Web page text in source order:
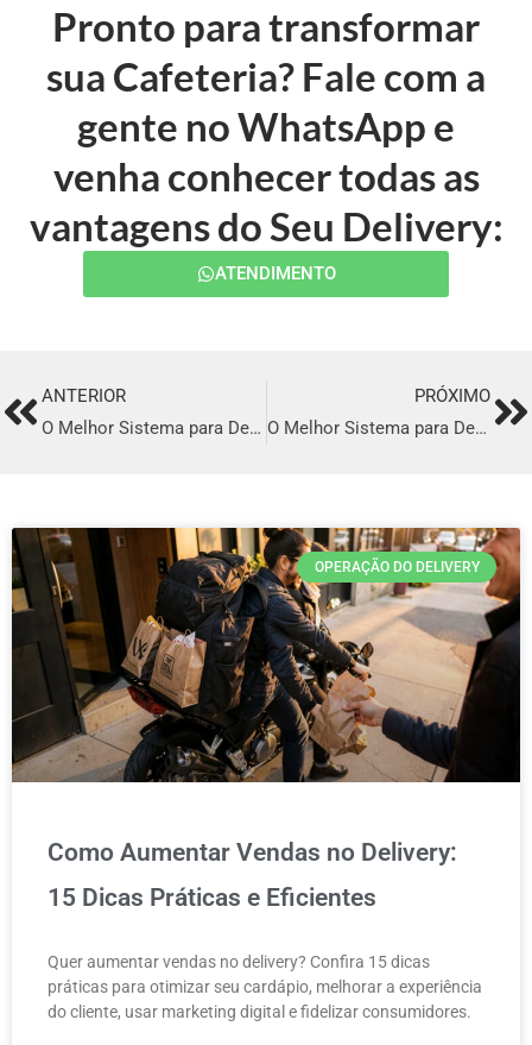
Pronto para transformar
sua Cafeteria? Fale com a
gente no WhatsApp e
venha conhecer todas as
vantagens do Seu Delivery:
ATENDIMENTO
PrevANTERIOR
O Melhor Sistema para Delivery em Santa Isabel
PRÓXIMO
O Melhor Sistema para Delivery em Sapé
OPERAÇÃO DO DELIVERY
Como Aumentar Vendas no Delivery:
15 Dicas Práticas e Eficientes
Quer aumentar vendas no delivery? Confira 15 dicas
práticas para otimizar seu cardápio, melhorar a experiência
do cliente, usar marketing digital e fidelizar consumidores.